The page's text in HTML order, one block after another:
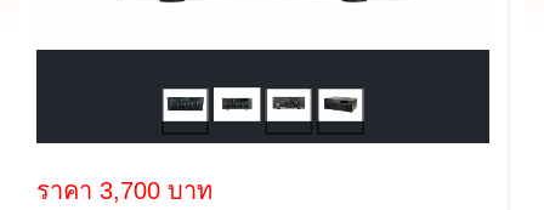
ราคา 3,700 บาท